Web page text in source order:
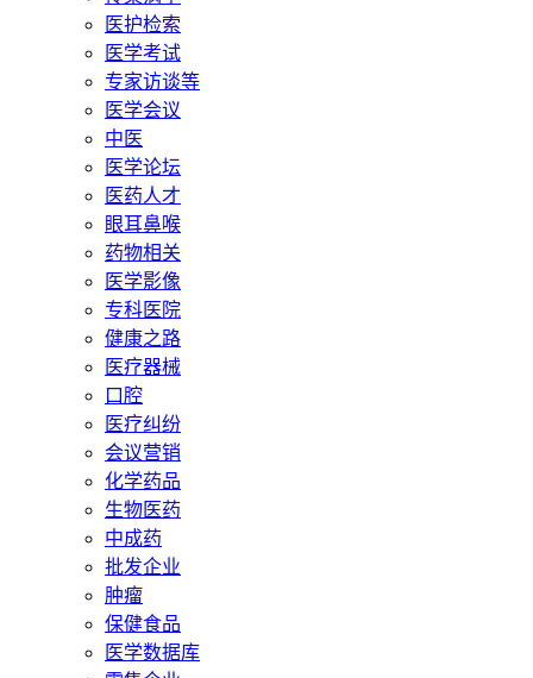
医护检索
医学考试
专家访谈等
医学会议
中医
医学论坛
医药人才
眼耳鼻喉
药物相关
医学影像
专科医院
健康之路
医疗器械
口腔
医疗纠纷
会议营销
化学药品
生物医药
中成药
批发企业
肿瘤
保健食品
医学数据库